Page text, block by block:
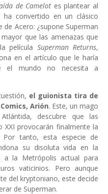
de Camelot es plantear al
convertido en un clásico
Acero: ¿supone Superman
que las amenazas que
película Superman Returns,
en el artículo que le haría
el mundo no necesita a
el guionista tira de
Arión. Este, un mago
descubre que las
XXI provocarán finalmente la
Por tanto, esta especie de
su disoluta vida en la
a la Metrópolis actual para
vaticinios. Pero aunque
del kryptoniano, este decide
de Superman.